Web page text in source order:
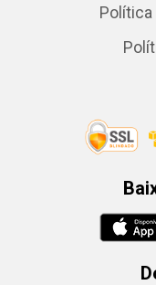
Política